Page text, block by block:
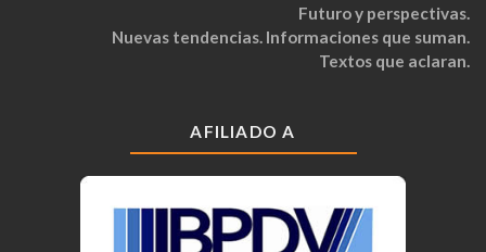
Futuro y perspectivas.
Nuevas tendencias. Informaciones que suman.
Textos que aclaran.
AFILIADO A